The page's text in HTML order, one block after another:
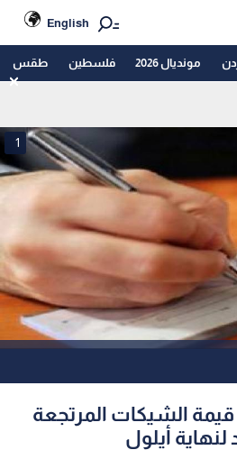
English
مونديال 2026 فلسطين طقس
1
قيمة الشيكات المرتجعة
أيلول